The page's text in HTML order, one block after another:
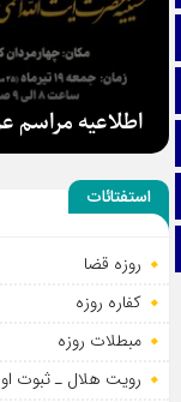
آپارات
اینستاگرام
اطلاعیه مراسم
استفتائات
روزه قضا
کفاره روزه
مبطلات روزه
رویت هلال ـ ثبوت